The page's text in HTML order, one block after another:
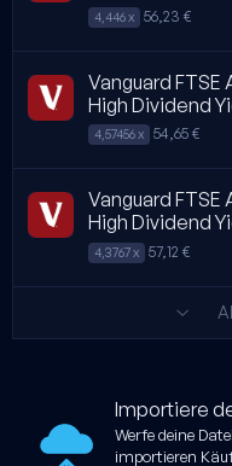
4,446 x 56,23 €
Vanguard FTSE
High Dividend
4,57456 x 54,65 €
Vanguard FTSE
High Dividend
4,3767 x 57,12 €
Importiere
Werfe deine
importieren